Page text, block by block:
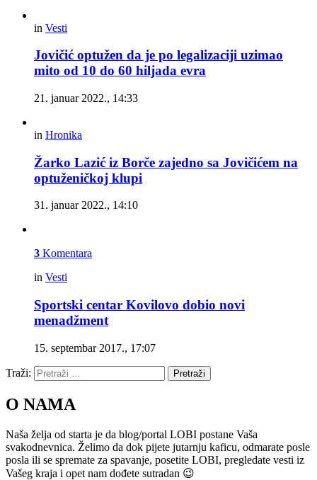
in Vesti
Jovičić optužen da je po legalizaciji uzimao
mito od 10 do 60 hiljada evra
21. januar 2022., 14:33
in Hronika
Žarko Lazić iz Borče zajedno sa Jovičićem na
optuženičkoj klupi
31. januar 2022., 14:10
3 Komentara
in Vesti
Sportski centar Kovilovo dobio novi
menadžment
15. septembar 2017., 17:07
Traži: Pretraži
O NAMA
Naša želja od starta je da blog/portal LOBI postane Vaša
svakodnevnica. Želimo da dok pijete jutarnju kaficu, odmarate posle
posla ili se spremate za spavanje, posetite LOBI, pregledate vesti iz
Vašeg kraja i opet nam dođete sutradan 😉